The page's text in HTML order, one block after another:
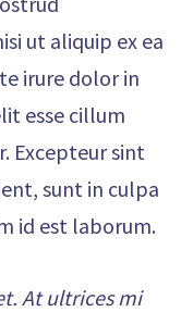
ut aliquip ex ea
irure dolor in
esse cillum
Excepteur sint
sunt in culpa
id est laborum.
At ultrices mi